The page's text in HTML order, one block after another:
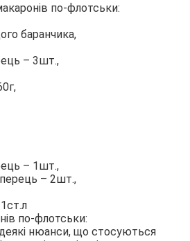
по-флотськи:
баранчика,
– 3шт.,
– 1шт.,
– 2шт.,
по-флотськи:
нюанси, що стосуються